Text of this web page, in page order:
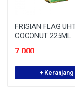
FRISIAN FLAG
COCONUT 225ML
7.000
+ Keranjang